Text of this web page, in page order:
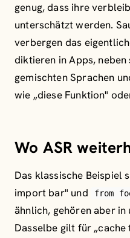
genug, dass ihre
unterschätzt werden.
verbergen das
diktieren in Apps,
gemischten Sprachen
wie „diese Funktion"
Wo ASR
Das klassische Beispiel
import bar" und
from
ähnlich, gehören aber
Dasselbe gilt für